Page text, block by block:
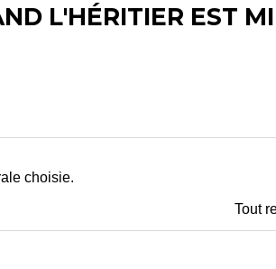
L'HÉRITIER EST
choisie.
Tout